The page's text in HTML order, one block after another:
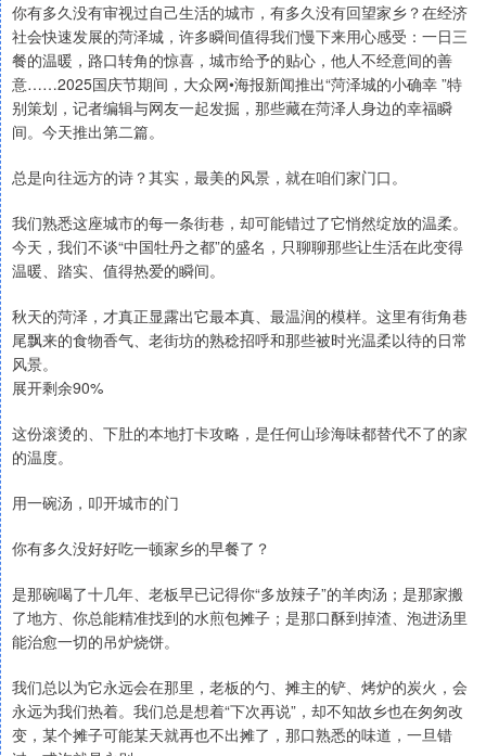
你有多久没有审视过自己生活的城市，有多久没有回望家乡？在经济
社会快速发展的菏泽城，许多瞬间值得我们慢下来用心感受：一日三
餐的温暖，路口转角的惊喜，城市给予的贴心，他人不经意间的善
意……2025国庆节期间，大众网•海报新闻推出“菏泽城的小确幸 ”特
别策划，记者编辑与网友一起发掘，那些藏在菏泽人身边的幸福瞬
间。今天推出第二篇。
总是向往远方的诗？其实，最美的风景，就在咱们家门口。
我们熟悉这座城市的每一条街巷，却可能错过了它悄然绽放的温柔。
今天，我们不谈“中国牡丹之都”的盛名，只聊聊那些让生活在此变得
温暖、踏实、值得热爱的瞬间。
秋天的菏泽，才真正显露出它最本真、最温润的模样。这里有街角巷
尾飘来的食物香气、老街坊的熟稔招呼和那些被时光温柔以待的日常
风景。
展开剩余90%
这份滚烫的、下肚的本地打卡攻略，是任何山珍海味都替代不了的家
的温度。
用一碗汤，叩开城市的门
你有多久没好好吃一顿家乡的早餐了？
是那碗喝了十几年、老板早已记得你“多放辣子”的羊肉汤；是那家搬
了地方、你总能精准找到的水煎包摊子；是那口酥到掉渣、泡进汤里
能治愈一切的吊炉烧饼。
我们总以为它永远会在那里，老板的勺、摊主的铲、烤炉的炭火，会
永远为我们热着。我们总是想着“下次再说”，却不知故乡也在匆匆改
变，某个摊子可能某天就再也不出摊了，那口熟悉的味道，一旦错